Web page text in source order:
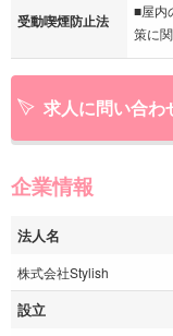
受動喫煙防止法
■屋内
策に
求人に問い合わ
企業情報
法人名
株式会社Stylish
設立